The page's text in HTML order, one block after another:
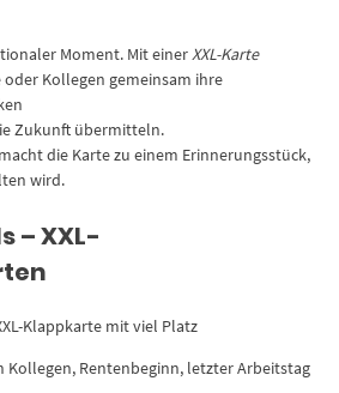
Moment. Mit einerXXL-Karte
Kollegen gemeinsam ihre
Zukunft übermitteln.
die Karte zu einem Erinnerungsstück,
wird.
– XXL-
Klappkarte mit viel Platz
Kollegen, Rentenbeginn, letzter Arbeitstag